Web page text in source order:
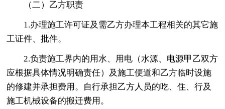
（二）乙方职责
1.办理施工许可证及需乙方办理本工程相关的其它施
工证件、批件。
2.负责施工界内的用水、用电（水源、电源甲乙双方
应根据具体情况明确责任）及施工便道和乙方临时设施
的修建并承担费用。自行承担乙方人员的吃、住、行及
施工机械设备的搬迁费用。